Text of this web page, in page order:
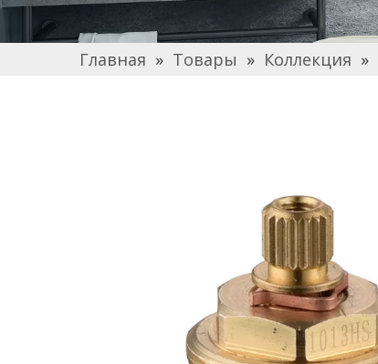
Главная » Товары » Коллекция »